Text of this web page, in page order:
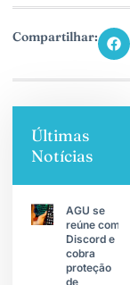
Compartilhar:
Últimas
Notícias
AGU se
reúne com
Discord e
cobra
proteção
de